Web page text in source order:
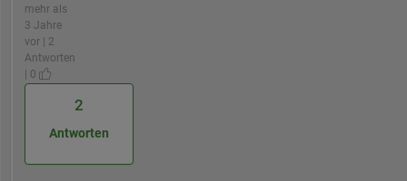
mehr als
3 Jahre
vor | 2
Antworten
| 0
2
Antworten